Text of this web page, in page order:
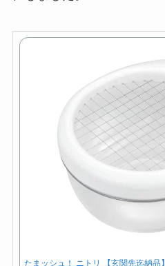
たまッシュ！ ニトリ 【玄関先迄納品】